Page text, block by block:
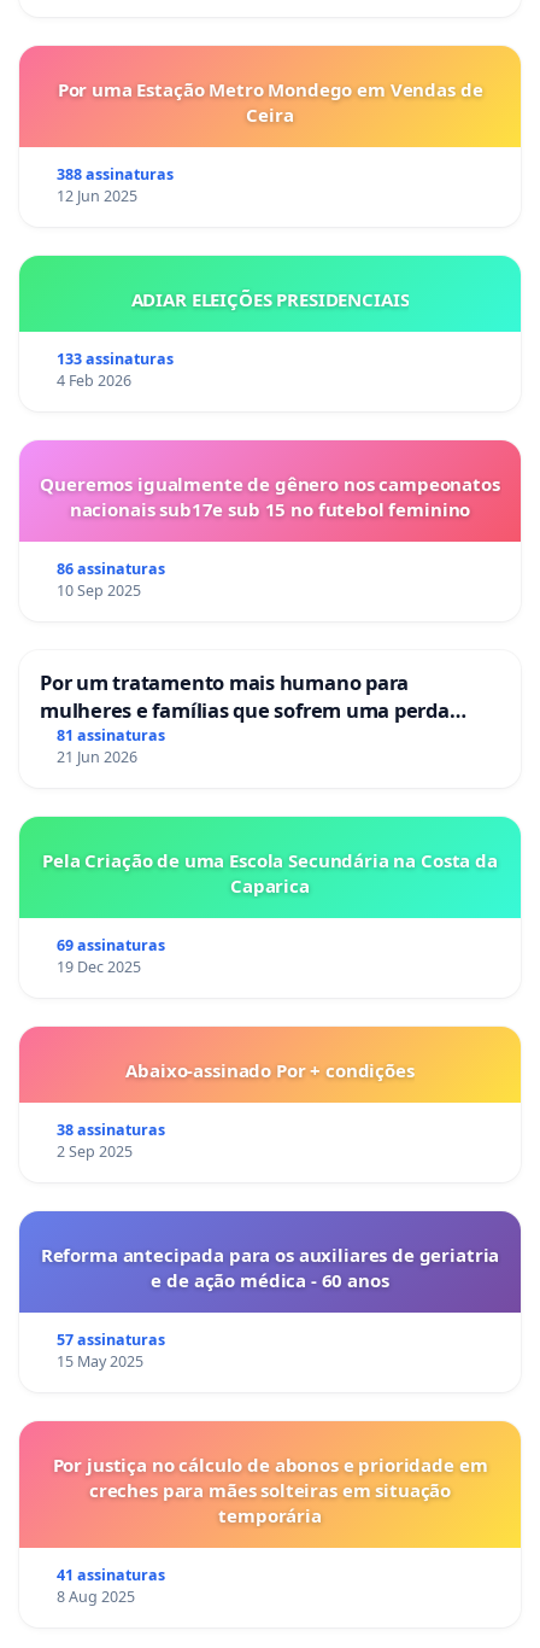
Por uma Estação Metro Mondego em Vendas de
Ceira
388 assinaturas
12 Jun 2025
ADIAR ELEIÇÕES PRESIDENCIAIS
133 assinaturas
4 Feb 2026
Queremos igualmente de gênero nos campeonatos
nacionais sub17e sub 15 no futebol feminino
86 assinaturas
10 Sep 2025
Por um tratamento mais humano para
mulheres e famílias que sofrem uma perda
gestacional nos hospitais portugueses
81 assinaturas
21 Jun 2026
Pela Criação de uma Escola Secundária na Costa da
Caparica
69 assinaturas
19 Dec 2025
Abaixo-assinado Por + condições
38 assinaturas
2 Sep 2025
Reforma antecipada para os auxiliares de geriatria
e de ação médica - 60 anos
57 assinaturas
15 May 2025
Por justiça no cálculo de abonos e prioridade em
creches para mães solteiras em situação
temporária
41 assinaturas
8 Aug 2025